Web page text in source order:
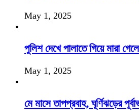
May 1, 2025
পুলিশ দেখে পালাতে গিয়ে মারা
May 1, 2025
মে মাসে তাপপ্রবাহ, ঘূর্ণিঝড়ের